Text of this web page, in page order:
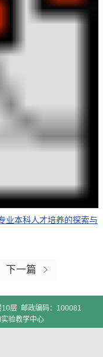
业本科人才培养的探索与
下一篇
10层 邮政编码：100081
验教学中心